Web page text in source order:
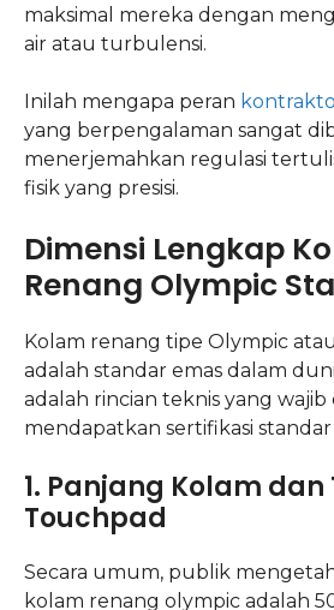
maksimal mereka dengan
air atau turbulensi.
Inilah mengapa peran
yang berpengalaman sangat
menerjemahkan regulasi
fisik yang presisi.
Dimensi Lengkap
Renang Olympic
Kolam renang tipe Olympic atau
adalah standar emas dalam
adalah rincian teknis yang
mendapatkan sertifikasi
1. Panjang Kolam dan
Touchpad
Secara umum, publik
kolam renang olympic adalah